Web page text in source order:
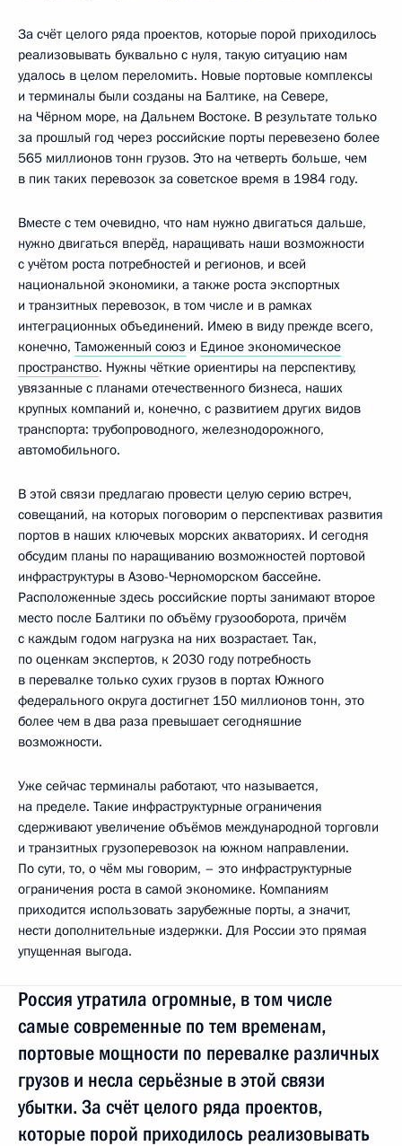
За счёт целого ряда проектов, которые порой приходилось
реализовывать буквально с нуля, такую ситуацию нам
удалось в целом переломить. Новые портовые комплексы
и терминалы были созданы на Балтике, на Севере,
на Чёрном море, на Дальнем Востоке. В результате только
за прошлый год через российские порты перевезено более
565 миллионов тонн грузов. Это на четверть больше, чем
в пик таких перевозок за советское время в 1984 году.
Вместе с тем очевидно, что нам нужно двигаться дальше,
нужно двигаться вперёд, наращивать наши возможности
с учётом роста потребностей и регионов, и всей
национальной экономики, а также роста экспортных
и транзитных перевозок, в том числе и в рамках
интеграционных объединений. Имею в виду прежде всего,
конечно, Таможенный союз и Единое экономическое
пространство. Нужны чёткие ориентиры на перспективу,
увязанные с планами отечественного бизнеса, наших
крупных компаний и, конечно, с развитием других видов
транспорта: трубопроводного, железнодорожного,
автомобильного.
В этой связи предлагаю провести целую серию встреч,
совещаний, на которых поговорим о перспективах развития
портов в наших ключевых морских акваториях. И сегодня
обсудим планы по наращиванию возможностей портовой
инфраструктуры в Азово-Черноморском бассейне.
Расположенные здесь российские порты занимают второе
место после Балтики по объёму грузооборота, причём
с каждым годом нагрузка на них возрастает. Так,
по оценкам экспертов, к 2030 году потребность
в перевалке только сухих грузов в портах Южного
федерального округа достигнет 150 миллионов тонн, это
более чем в два раза превышает сегодняшние
возможности.
Уже сейчас терминалы работают, что называется,
на пределе. Такие инфраструктурные ограничения
сдерживают увеличение объёмов международной торговли
и транзитных грузоперевозок на южном направлении.
По сути, то, о чём мы говорим, – это инфраструктурные
ограничения роста в самой экономике. Компаниям
приходится использовать зарубежные порты, а значит,
нести дополнительные издержки. Для России это прямая
упущенная выгода.
Россия утратила огромные, в том числе
самые современные по тем временам,
портовые мощности по перевалке различных
грузов и несла серьёзные в этой связи
убытки. За счёт целого ряда проектов,
которые порой приходилось реализовывать